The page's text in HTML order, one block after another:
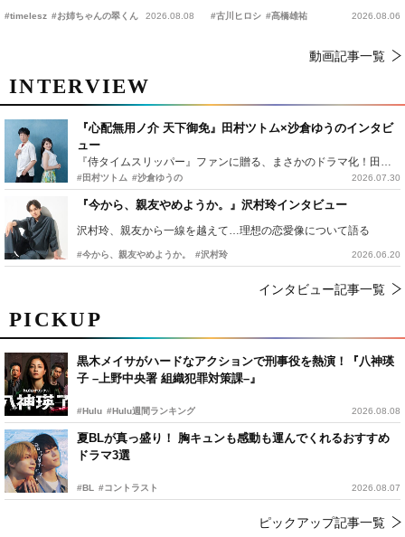
PICKUP
黒木メイサがハードなアクションで刑事役を熱演！『八神瑛
子 –上野中央署 組織犯罪対策課–』
#Hulu #Hulu週間ランキング 2026.08.08
夏BLが真っ盛り！ 胸キュンも感動も運んでくれるおすすめ
ドラマ3選
#BL #コントラスト 2026.08.07
ピックアップ記事一覧
恋の幕開けを予感
#timelesz #お姉ちゃんの翠くん 2026.08.08
時上映決定
#古川ヒロシ #髙橋雄祐 2026.08.06
動画記事一覧
INTERVIEW
『心配無用ノ介 天下御免』田村ツトム×沙倉ゆうのインタビ
ュー
『侍タイムスリッパー』ファンに贈る、まさかのドラマ化！田村ツトム×沙倉ゆうのが語る『心配無用ノ介』撮影秘話
#田村ツトム #沙倉ゆうの 2026.07.30
『今から、親友やめようか。』沢村玲インタビュー
沢村玲、親友から一線を越えて…理想の恋愛像について語る
#今から、親友やめようか。 #沢村玲 2026.06.20
インタビュー記事一覧